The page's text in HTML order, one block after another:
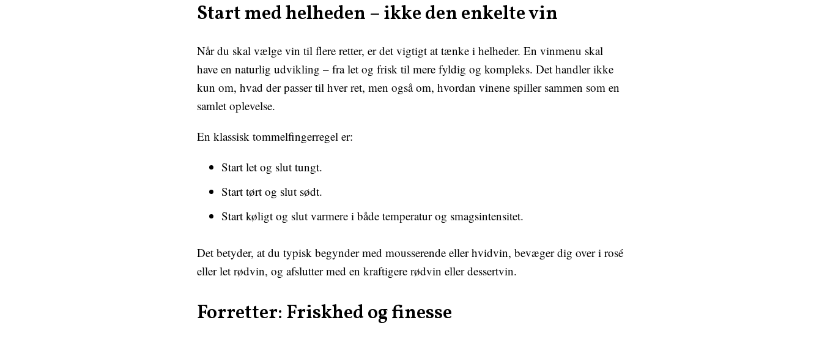
Start med helheden – ikke den enkelte vin
Når du skal vælge vin til flere retter, er det vigtigt at tænke i helheder. En vinmenu skal
have en naturlig udvikling – fra let og frisk til mere fyldig og kompleks. Det handler ikke
kun om, hvad der passer til hver ret, men også om, hvordan vinene spiller sammen som en
samlet oplevelse.
En klassisk tommelfingerregel er:
Start let og slut tungt.
Start tørt og slut sødt.
Start køligt og slut varmere i både temperatur og smagsintensitet.
Det betyder, at du typisk begynder med mousserende eller hvidvin, bevæger dig over i rosé
eller let rødvin, og afslutter med en kraftigere rødvin eller dessertvin.
Forretter: Friskhed og finesse